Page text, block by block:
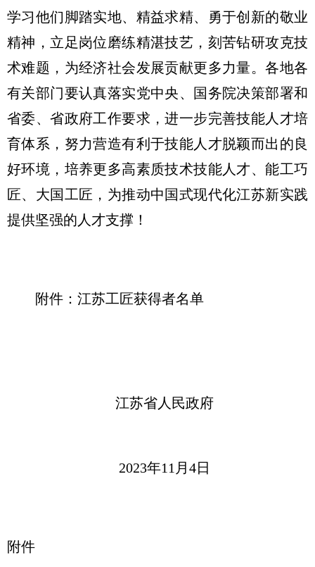
学习他们脚踏实地、精益求精、勇于创新的敬业
精神，立足岗位磨练精湛技艺，刻苦钻研攻克技
术难题，为经济社会发展贡献更多力量。各地各
有关部门要认真落实党中央、国务院决策部署和
省委、省政府工作要求，进一步完善技能人才培
育体系，努力营造有利于技能人才脱颖而出的良
好环境，培养更多高素质技术技能人才、能工巧
匠、大国工匠，为推动中国式现代化江苏新实践
提供坚强的人才支撑！
附件：江苏工匠获得者名单
江苏省人民政府
2023年11月4日
附件